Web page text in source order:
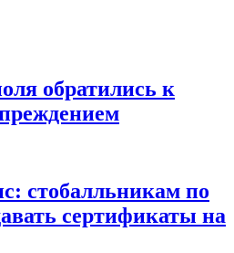
обратились к
стобалльникам по
сертификаты на